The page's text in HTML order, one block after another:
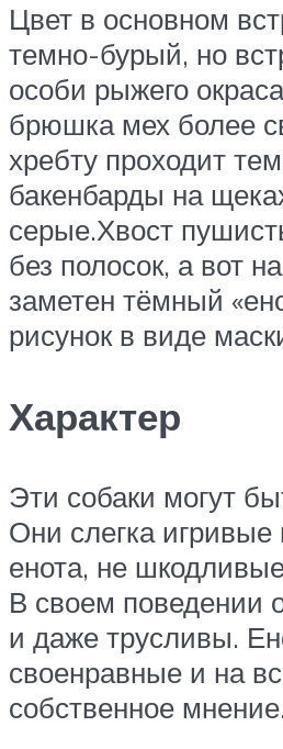
Цвет в основном
темно-бурый, но
особи рыжего
брюшка мех более
хребту проходит
бакенбарды на
серые.Хвост
без полосок, а вот
заметен тёмный
рисунок в виде
Характер
Эти собаки могут
Они слегка игривые
енота, не
В своем поведении
и даже трусливы.
своенравные и на
собственное мнение.